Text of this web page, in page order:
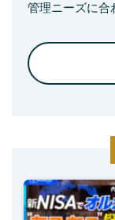
管理ニーズに合